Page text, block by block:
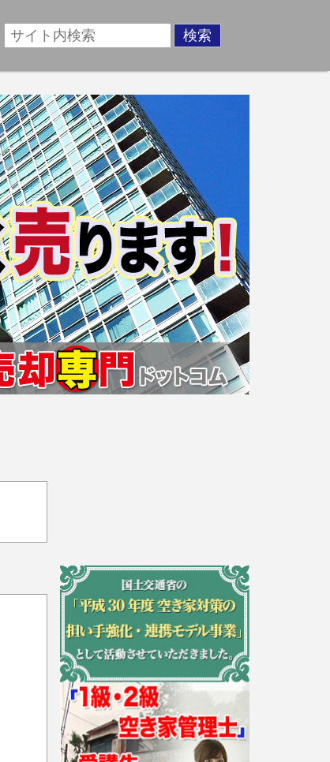
た売却金額、「買取」は短期ではあるが相場より
のお悩みを全国の専門家が解決致します！